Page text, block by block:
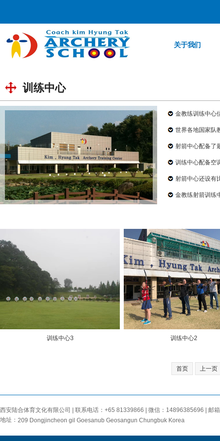
关于我们
训练中心
金教练训练中心
世界各地国家队
射箭中心配备了
训练中心配备空
射箭中心还设有
金教练射箭训练
训练中心3 训练中心2
首页 上一页
西安陆合体育文化有限公司 | 联系电话：+65 81339866 | 微信：14896385696 | 邮
地址： 209 Dongjincheon gil Goesanub Geosangun Chungbuk Korea